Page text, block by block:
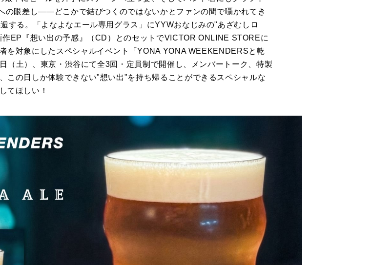
の眼差し——どこかで結びつくのではないかとファンの間で囁かれてき
する。「よなよなエール専用グラス」にYYWおなじみの"あざむしロ
EP『想い出の予感』（CD）とのセットでVICTOR ONLINE STOREに
を対象にしたスペシャルイベント「YONA YONA WEEKENDERSと乾
（土）、東京・渋谷にて全3回・定員制で開催し、メンバートーク、特製
この日しか体験できない"想い出"を持ち帰ることができるスペシャルな
てほしい！